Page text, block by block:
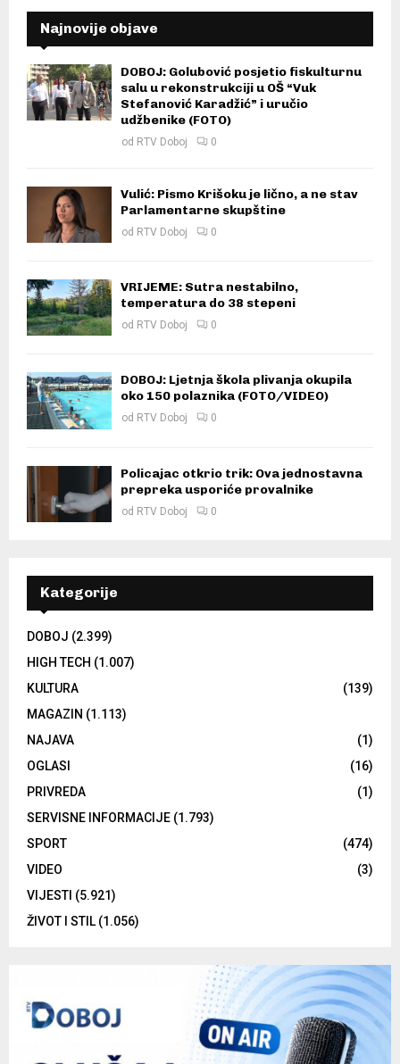
Najnovije objave
DOBOJ: Golubović posjetio fiskulturnu
salu u rekonstrukciji u OŠ “Vuk
Stefanović Karadžić” i uručio
udžbenike (FOTO)
od RTV Doboj 0
Vulić: Pismo Krišoku je lično, a ne stav
Parlamentarne skupštine
od RTV Doboj 0
VRIJEME: Sutra nestabilno,
temperatura do 38 stepeni
od RTV Doboj 0
DOBOJ: Ljetnja škola plivanja okupila
oko 150 polaznika (FOTO/VIDEO)
od RTV Doboj 0
Policajac otkrio trik: Ova jednostavna
prepreka usporiće provalnike
od RTV Doboj 0
Kategorije
DOBOJ (2.399)
HIGH TECH (1.007)
KULTURA
(139)
MAGAZIN (1.113)
NAJAVA
(1)
OGLASI
(16)
PRIVREDA
(1)
SERVISNE INFORMACIJE (1.793)
SPORT
(474)
VIDEO
(3)
VIJESTI (5.921)
ŽIVOT I STIL (1.056)